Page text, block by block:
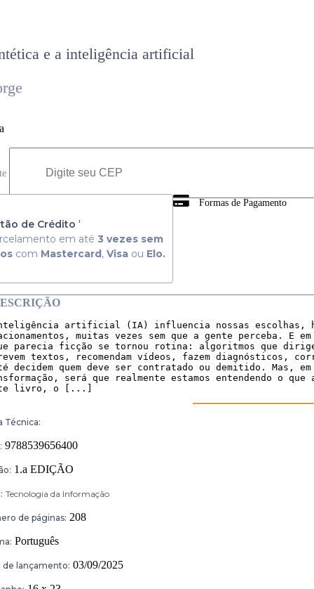
e a inteligência artificial
Formas de Pagamento
de Crédito '
em até 3 vezes sem
com Mastercard, Visa ou Elo.
artificial (IA) influencia nossas escolhas,
muitas vezes sem que a gente perceba. E
parecia ficção se tornou rotina: algoritmos que
textos, recomendam vídeos, fazem diagnósticos,
decidem quem deve ser contratado ou demitido. Mas,
será que realmente estamos entendendo o que
livro, o [...]
Técnica:
9788539656400
1.a EDIÇÃO
Tecnologia da Informação
de páginas: 208
Português
de lançamento: 03/09/2025